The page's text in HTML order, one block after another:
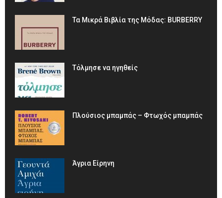
Τα Μικρά Βιβλία της Μόδας: BURBERRY
Τόλμησε να ηγηθείς
Πλούσιος μπαμπάς – Φτωχός μπαμπάς
Άγρια Είρηνη